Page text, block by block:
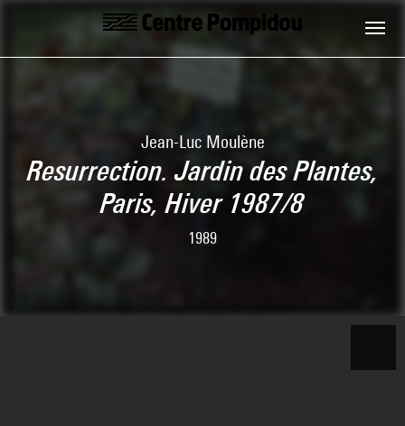
Skip to main content
Centre Pompidou
Jean-Luc Moulène
Resurrection. Jardin des Plantes,
Paris, Hiver 1987/8
1989